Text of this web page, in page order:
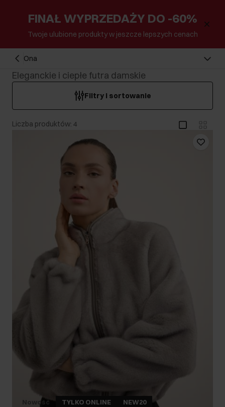
FINAŁ WYPRZEDAŻY DO -60%
Twoje ulubione produkty w jeszcze lepszych cenach
Ona
Eleganckie i ciepłe futra damskie
Filtry i sortowanie
Liczba produktów: 4
Nowość TYLKO ONLINE NEW20